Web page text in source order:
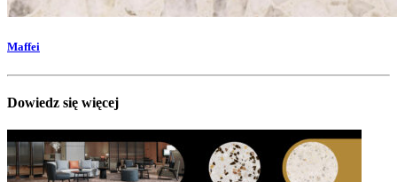
Maffei
Dowiedz się więcej